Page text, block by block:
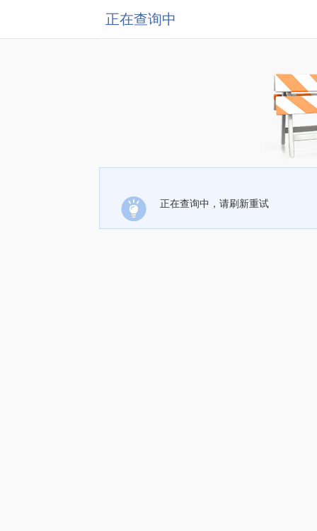
正在查询中
正在查询中，请刷新重试